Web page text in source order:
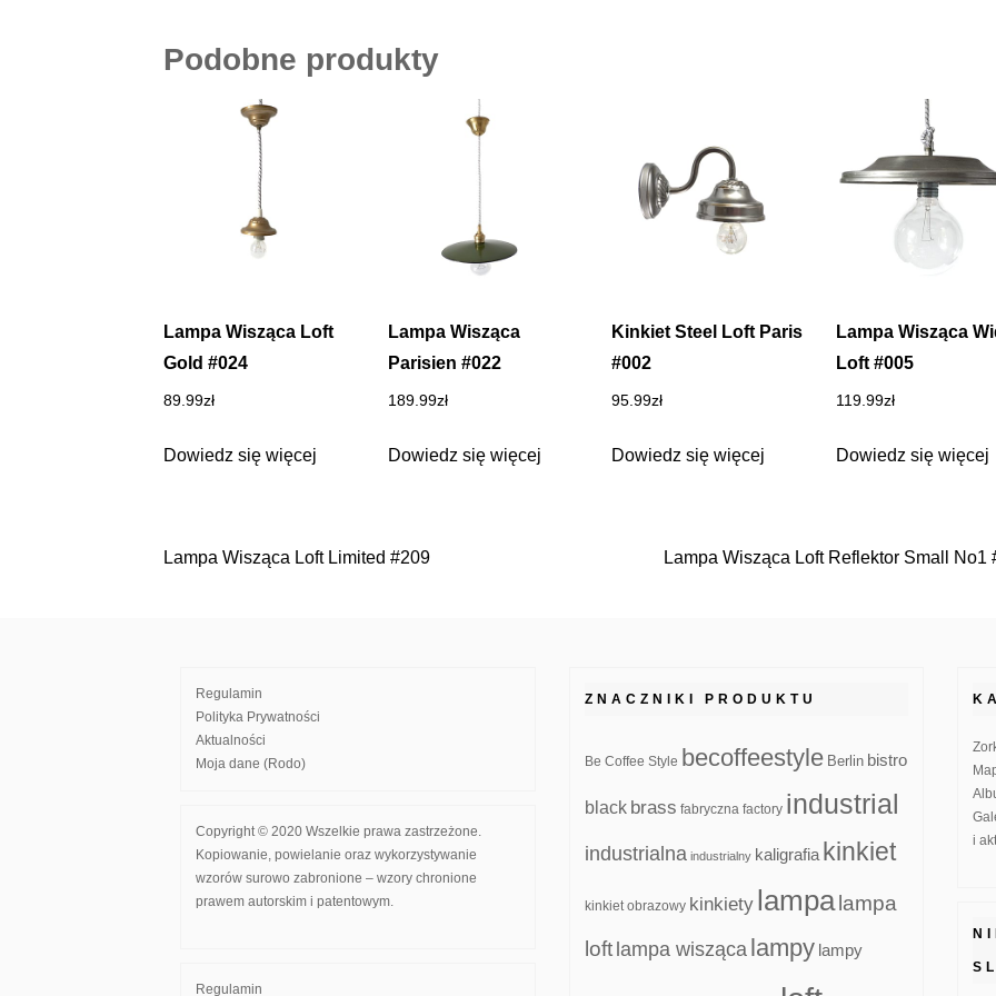
Podobne produkty
Lampa Wisząca Loft
Gold #024
89.99zł
Dowiedz się więcej
Lampa Wisząca
Parisien #022
189.99zł
Dowiedz się więcej
Kinkiet Steel Loft Paris
#002
95.99zł
Dowiedz się więcej
Lampa Wisząca
Loft #005
119.99zł
Dowiedz się więcej
Nawigacja
Lampa Wisząca Loft Limited #209 Lampa Wisząca Loft Reflektor Small No1
Regulamin
Polityka Prywatności
Aktualności
Moja dane (Rodo)
Copyright © 2020 Wszelkie prawa zastrzeżone.
Kopiowanie, powielanie oraz wykorzystywanie
wzorów surowo zabronione – wzory chronione
prawem autorskim i patentowym.
Regulamin
ZNACZNIKI PRODUKTU
Be Coffee Style becoffeestyle Berlin bistro
black brass fabryczna factory industrial
industrialna industrialny kaligrafia kinkiet
kinkiet obrazowy kinkiety lampa lampa
loft lampa wisząca lampy lampy
i